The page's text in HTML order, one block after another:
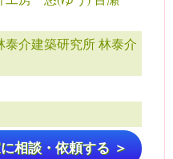
介建築研究所 林泰介
相談・依頼する ＞